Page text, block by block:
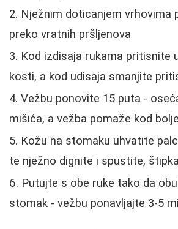
Nježnim doticanjem vrhovima
preko vratnih pršljenova
Kod izdisaja rukama pritisnite
kosti, a kod udisaja smanjite
Vežbu ponovite 15 puta -
mišića, a vežba pomaže kod
Kožu na stomaku uhvatite
te nježno dignite i spustite,
Putujte s obe ruke tako da
stomak - vežbu ponavljajte 3-5